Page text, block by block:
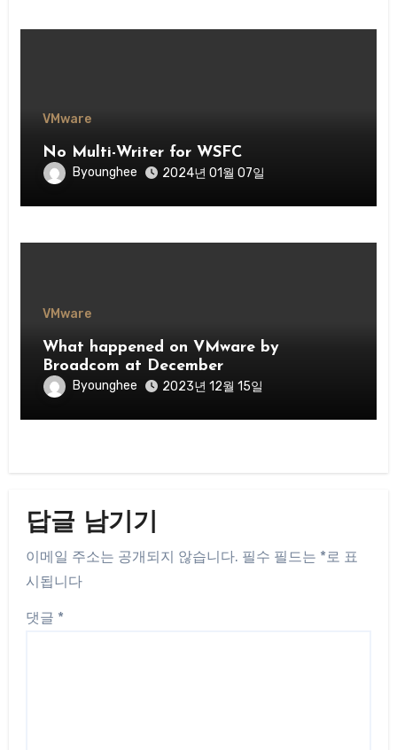
VMware
No Multi-Writer for WSFC
Byounghee 2024년 01월 07일
VMware
What happened on VMware by
Broadcom at December
Byounghee 2023년 12월 15일
답글 남기기
이메일 주소는 공개되지 않습니다. 필수 필드는 *로 표
시됩니다
댓글 *